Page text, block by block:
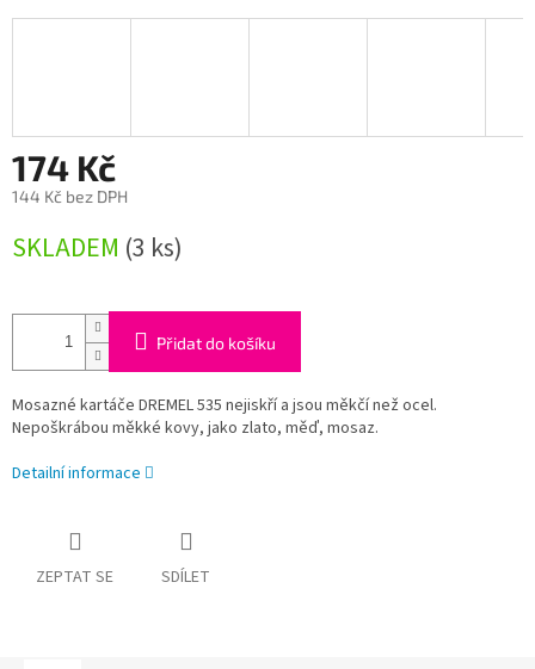
174 Kč
144 Kč bez DPH
cena:
SKLADEM (3 ks)
Přidat do košíku
Mosazné kartáče DREMEL 535 nejiskří a jsou měkčí než ocel.
Nepoškrábou měkké kovy, jako zlato, měď, mosaz.
Detailní informace
ZEPTAT SE SDÍLET